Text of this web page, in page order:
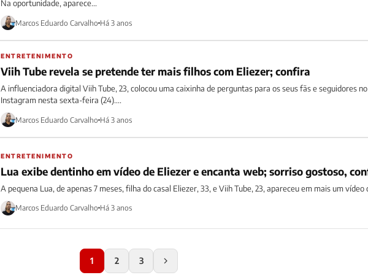
Na oportunidade, aparece...
Marcos Eduardo Carvalho Há 3 anos
ENTRETENIMENTO
Viih Tube revela se pretende ter mais filhos com Eliezer; confira
A influenciadora digital Viih Tube, 23, colocou uma caixinha de perguntas para os seus fãs e seguidores no
Instagram nesta sexta-feira (24)....
Marcos Eduardo Carvalho Há 3 anos
ENTRETENIMENTO
Lua exibe dentinho em vídeo de Eliezer e encanta web; sorriso gostoso,
A pequena Lua, de apenas 7 meses, filha do casal Eliezer, 33, e Viih Tube, 23, apareceu em mais um vídeo
Marcos Eduardo Carvalho Há 3 anos
1 2 3